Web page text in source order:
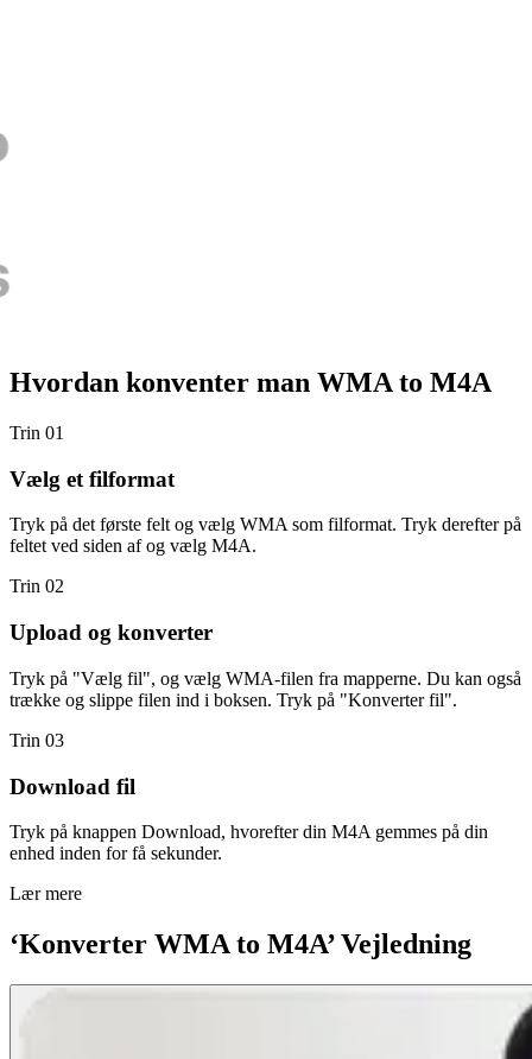
Hvordan konventer man WMA to M4A
Trin 01
Vælg et filformat
Tryk på det første felt og vælg WMA som filformat. Tryk derefter på
feltet ved siden af og vælg M4A.
Trin 02
Upload og konverter
Tryk på "Vælg fil", og vælg WMA-filen fra mapperne. Du kan også
trække og slippe filen ind i boksen. Tryk på "Konverter fil".
Trin 03
Download fil
Tryk på knappen Download, hvorefter din M4A gemmes på din
enhed inden for få sekunder.
Lær mere
‘Konverter WMA to M4A’ Vejledning